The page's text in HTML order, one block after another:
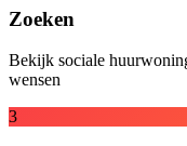
Zoeken
Bekijk sociale
wensen
3